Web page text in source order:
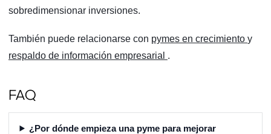
sobredimensionar inversiones.
También puede relacionarse con pymes en crecimiento y
respaldo de información empresarial .
FAQ
¿Por dónde empieza una pyme para mejorar